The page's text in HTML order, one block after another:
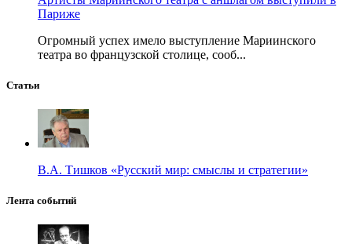
Париже
Огромный успех имело выступление Мариинского
театра во французской столице, сооб...
Статьи
В.А. Тишков «Русский мир: смыслы и стратегии»
Лента событий